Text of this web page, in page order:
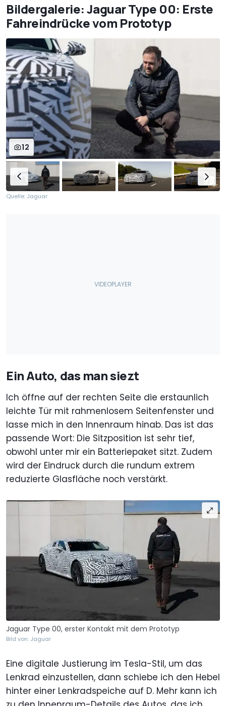
Bildergalerie: Jaguar Type 00: Erste
Fahreindrücke vom Prototyp
12
Quelle: Jaguar
Ein Auto, das man siezt
Ich öffne auf der rechten Seite die erstaunlich
leichte Tür mit rahmenlosem Seitenfenster und
lasse mich in den Innenraum hinab. Das ist das
passende Wort: Die Sitzposition ist sehr tief,
obwohl unter mir ein Batteriepaket sitzt. Zudem
wird der Eindruck durch die rundum extrem
reduzierte Glasfläche noch verstärkt.
Jaguar Type 00, erster Kontakt mit dem Prototyp
Bild von: Jaguar
Eine digitale Justierung im Tesla-Stil, um das
Lenkrad einzustellen, dann schiebe ich den Hebel
hinter einer Lenkradspeiche auf D. Mehr kann ich